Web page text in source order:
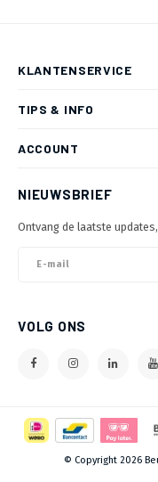
KLANTENSERVICE
TIPS & INFO
ACCOUNT
NIEUWSBRIEF
Ontvang de laatste
VOLG ONS
© Copyright 2026